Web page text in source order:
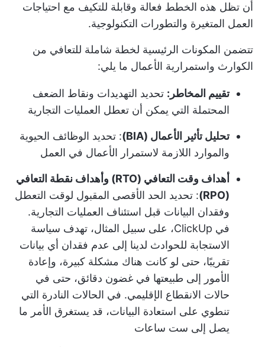
أن تظل هذه الخطط فعالة وقابلة للتكيف مع احتياجات
العمل المتغيرة والتطورات التكنولوجية.
تتضمن المكونات الرئيسية لخطة شاملة للتعافي من
الكوارث واستمرارية الأعمال ما يلي:
تقييم المخاطر: تحديد التهديدات ونقاط الضعف
المحتملة التي يمكن أن تعطل العمليات التجارية
تحليل تأثير الأعمال (BIA)
: تحديد الوظائف الحيوية
والموارد اللازمة لاستمرار الأعمال في العمل
أهداف وقت التعافي (RTO) وأهداف نقطة التعافي
(RPO)
: تحديد الحد الأقصى المقبول لوقت التعطل
وفقدان البيانات قبل استئناف العمليات التجارية.
في ClickUp، على سبيل المثال، تهدف سياسة
الاستجابة للحوادث لدينا إلى عدم فقدان أي بيانات
تقريبًا، حتى لو كانت هناك مشكلة كبيرة، وإعادة
الأمور إلى طبيعتها في غضون دقائق، حتى في
حالات الانقطاع الإقليمي. في الحالات النادرة التي
تنطوي على استعادة البيانات، قد يستغرق الأمر ما
يصل إلى ست ساعات